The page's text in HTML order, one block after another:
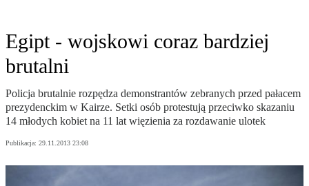
Egipt - wojskowi coraz bardziej
brutalni
Policja brutalnie rozpędza demonstrantów zebranych przed pałacem
prezydenckim w Kairze. Setki osób protestują przeciwko skazaniu
14 młodych kobiet na 11 lat więzienia za rozdawanie ulotek
Publikacja: 29.11.2013 23:08